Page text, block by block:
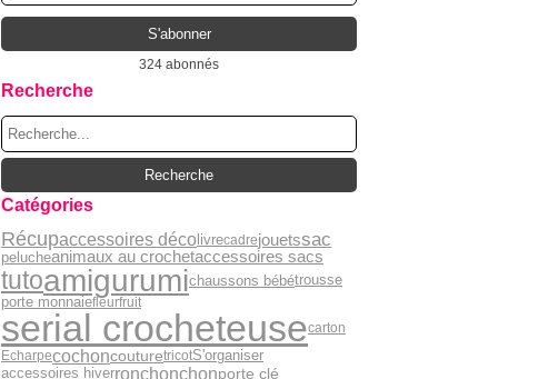
324 abonnés
Recherche
Catégories
Récupaccessoires déco livrecadrejouetssac
pelucheanimaux au crochetaccessoires sacs
tutoamigurumichaussons bébétrousse
porte monnaiefleurfruit
serial crocheteusecarton
EcharpecochoncouturetricotS'organiser
accessoires hiverronchonchonporte clé